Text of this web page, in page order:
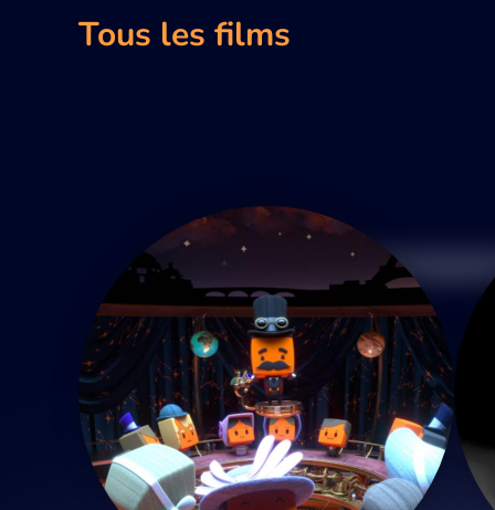
Tous les films